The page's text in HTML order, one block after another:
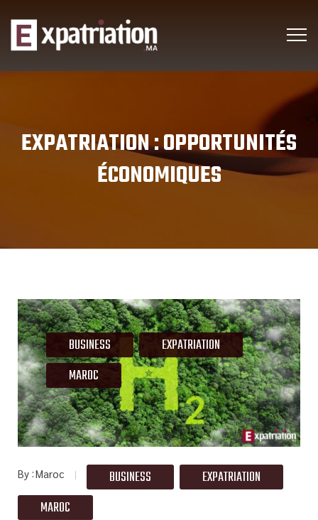
EXPATRIATION :OPPORTUNITÉS
ÉCONOMIQUES
BUSINESS
EXPATRIATION
MAROC
By Maroc BUSINESS
EXPATRIATION
MAROC